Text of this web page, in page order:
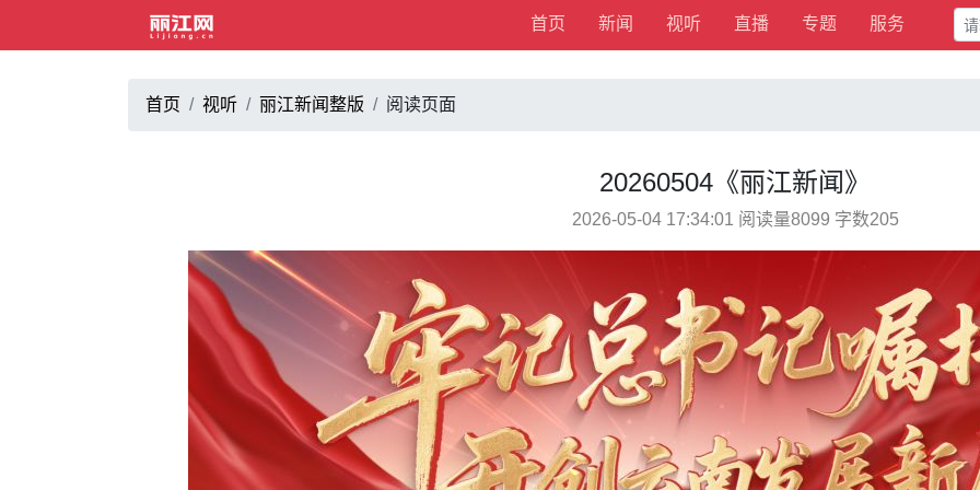
首页 新闻 视听 直播 专题 服务
首页 视听 丽江新闻整版 阅读页面
20260504《丽江新闻》
2026-05-04 17:34:01 阅读量8099 字数205